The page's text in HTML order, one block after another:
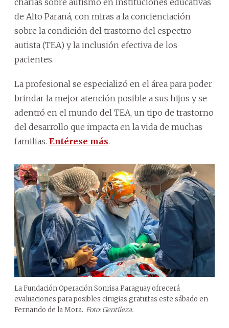
charlas sobre autismo en instituciones educativas
de Alto Paraná, con miras a la concienciación
sobre la condición del trastorno del espectro
autista (TEA) y la inclusión efectiva de los
pacientes.
La profesional se especializó en el área para poder
brindar la mejor atención posible a sus hijos y se
adentró en el mundo del TEA, un tipo de trastorno
del desarrollo que impacta en la vida de muchas
familias. Entérese más.
La Fundación Operación Sonrisa Paraguay ofrecerá
evaluaciones para posibles cirugias gratuitas este sábado en
Fernando de la Mora. Foto: Gentileza.